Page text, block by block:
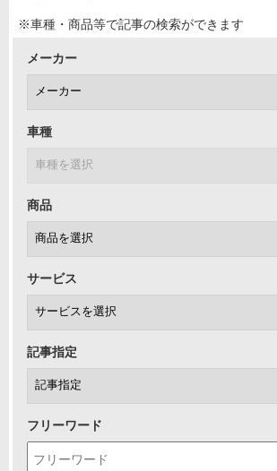
※車種・商品等で記事の検索ができます
メーカー
車種
商品
サービス
記事指定
フリーワード